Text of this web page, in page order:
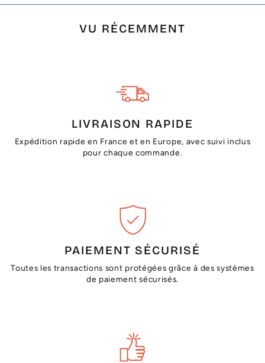
VU RÉCEMMENT
LIVRAISON RAPIDE
Expédition rapide en France et en Europe, avec suivi inclus
pour chaque commande.
PAIEMENT SÉCURISÉ
Toutes les transactions sont protégées grâce à des systèmes
de paiement sécurisés.